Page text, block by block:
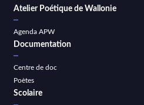
Atelier Poétique de Wallonie
Agenda APW
Documentation
Centre de doc
Poètes
Scolaire